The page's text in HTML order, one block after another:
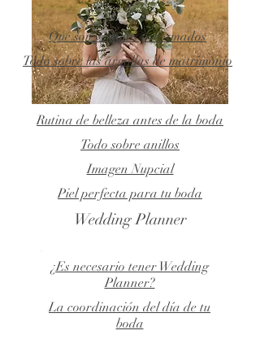
Qué son vestidos pre amados
Todo sobre las argollas de matrimonio
Rutina de belleza antes de la boda
Todo sobre anillos
Imagen Nupcial
Piel perfecta para tu boda
Wedding Planner
¿Es necesario tener Wedding
Planner?
La coordinación del día de tu
boda